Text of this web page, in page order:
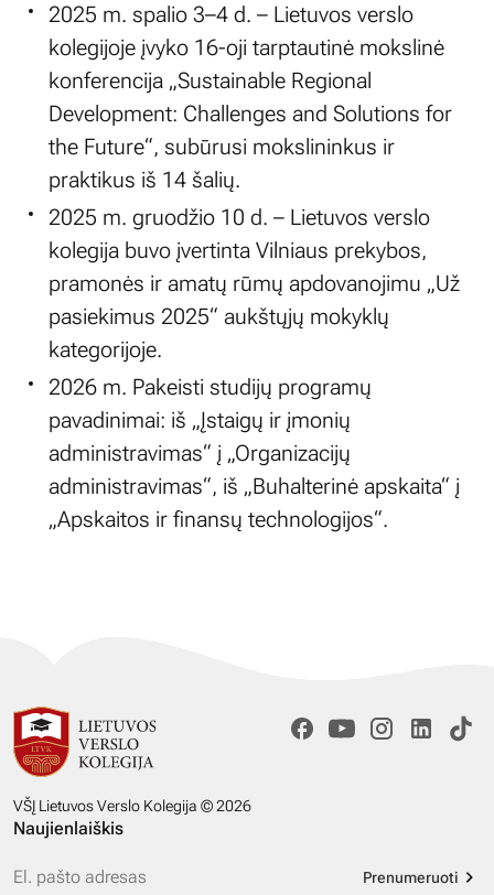
2025 m. spalio 3–4 d. – Lietuvos verslo
kolegijoje įvyko 16-oji tarptautinė mokslinė
konferencija „Sustainable Regional
Development: Challenges and Solutions for
the Future“, subūrusi mokslininkus ir
praktikus iš 14 šalių.
2025 m. gruodžio 10 d. – Lietuvos verslo
kolegija buvo įvertinta Vilniaus prekybos,
pramonės ir amatų rūmų apdovanojimu „Už
pasiekimus 2025“ aukštųjų mokyklų
kategorijoje.
2026 m. Pakeisti studijų programų
pavadinimai: iš „Įstaigų ir įmonių
administravimas“ į „Organizacijų
administravimas“, iš „Buhalterinė apskaita“ į
„Apskaitos ir finansų technologijos“.
VŠĮ Lietuvos Verslo Kolegija © 2026
Naujienlaiškis
Prenumeruoti